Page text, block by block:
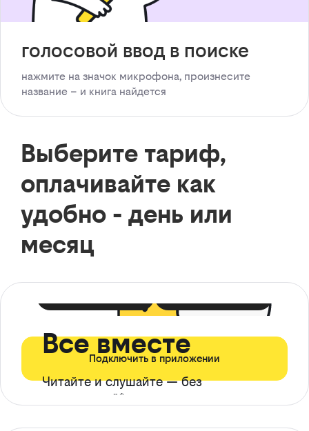
голосовой ввод в поиске
нажмите на значок микрофона, произнесите
название – и книга найдется
Выберите тариф,
оплачивайте как
удобно - день или
месяц
Все вместе
Читайте и слушайте — без
ограничений*
Подключить в приложении